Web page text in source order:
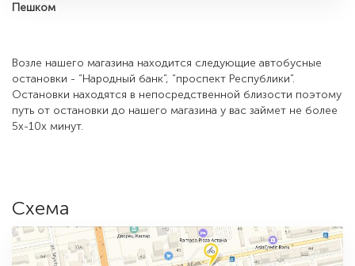
Возле нашего магазина находится следующие автобусные
остановки - “Народный банк”, “проспект Республики”.
Остановки находятся в непосредственной близости поэтому
путь от остановки до нашего магазина у вас займет не более
5х-10х минут.
Схема